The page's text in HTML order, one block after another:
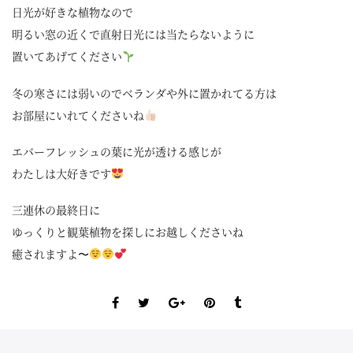
日光が好きな植物なので
明るい窓の近くで直射日光には当たらないように
置いてあげてください
冬の寒さには弱いのでベランダや外に置かれてる方は
お部屋にいれてくださいね
エバーフレッシュの葉に光が透ける感じが
わたしは大好きです
三連休の最終日に
ゆっくりと観葉植物を探しにお越しくださいね
癒されますよ〜